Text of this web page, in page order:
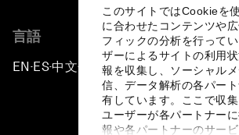
このサイトではCookieを
に合わせたコンテンツや
フィックの分析を行って
ザーによるサイトの利用
報を収集し、ソーシャル
信、データ解析の各パー
有しています。ここで収集
ユーザーが各パートナー
報や各パートナーのサー
言語
EN ▪ES▪中文▪ 日本語